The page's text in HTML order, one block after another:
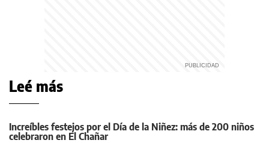
Leé más
Increíbles festejos por el Día de la Niñez: más de 200 niños
celebraron en El Chañar